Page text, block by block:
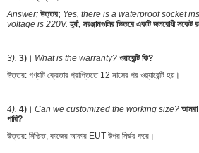
Answer; উত্তর; Yes, there is a waterproof socket
voltage is 220V. হ্যাঁ, সরঞ্জামগুলির ভিতরে একটি জলরোধী
3). 3)। What is the warranty? ওয়ারেন্টি কি?
উত্তর: পণ্যটি ক্রেতার প্রাপ্তিতে 12 মাসের পর ওয়্যারেন্টি হয়।
4). 4)। Can we customized the working size? আমরা
পারি?
উত্তর: নিশ্চিত, কাজের আকার EUT উপর নির্ভর করে।